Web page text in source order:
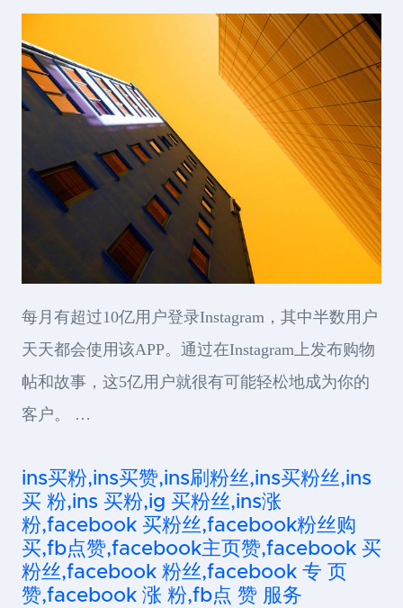
每月有超过10亿用户登录Instagram，其中半数用户
天天都会使用该APP。通过在Instagram上发布购物
帖和故事，这5亿用户就很有可能轻松地成为你的
客户。 …
ins买粉,ins买赞,ins刷粉丝,ins买粉丝,ins
买 粉,ins 买粉,ig 买粉丝,ins涨
粉,facebook 买粉丝,facebook粉丝购
买,fb点赞,facebook主页赞,facebook 买
粉丝,facebook 粉丝,facebook 专 页
赞,facebook 涨 粉,fb点 赞 服务